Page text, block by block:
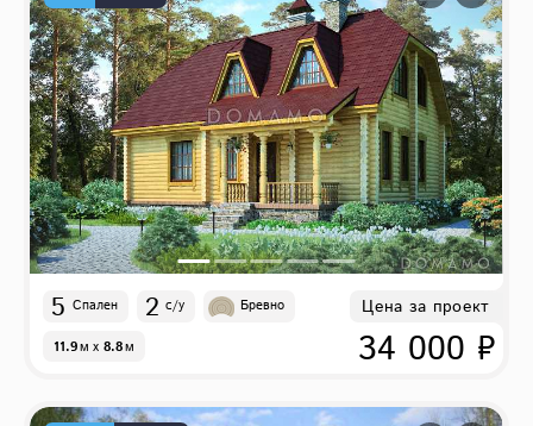
5 Спален 2 с/у Бревно
11.9м x 8.8м
Цена за проект
34 000 ₽